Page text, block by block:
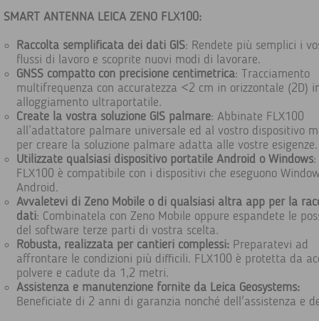
SMART ANTENNA LEICA ZENO FLX100:
Raccolta semplificata dei dati GIS: Rendete più semplici i
flussi di lavoro e scoprite nuovi modi di lavorare.
GNSS compatto con precisione centimetrica: Tracciamento
multifrequenza con accuratezza <2 cm in orizzontale (2D)
alloggiamento ultraportatile.
Create la vostra soluzione GIS palmare: Abbinate FLX100
all’adattatore palmare universale ed al vostro dispositivo
per creare la soluzione palmare adatta alle vostre esigenze.
Utilizzate qualsiasi dispositivo portatile Android o Windows:
FLX100 è compatibile con i dispositivi che eseguono
Android.
Avvaletevi di Zeno Mobile o di qualsiasi altra app per la
dati: Combinatela con Zeno Mobile oppure espandete le
del software terze parti di vostra scelta.
Robusta, realizzata per cantieri complessi: Preparatevi ad
affrontare le condizioni più difficili. FLX100 è protetta da
polvere e cadute da 1,2 metri.
Assistenza e manutenzione fornite da Leica Geosystems:
Beneficiate di 2 anni di garanzia nonché dell'assistenza e